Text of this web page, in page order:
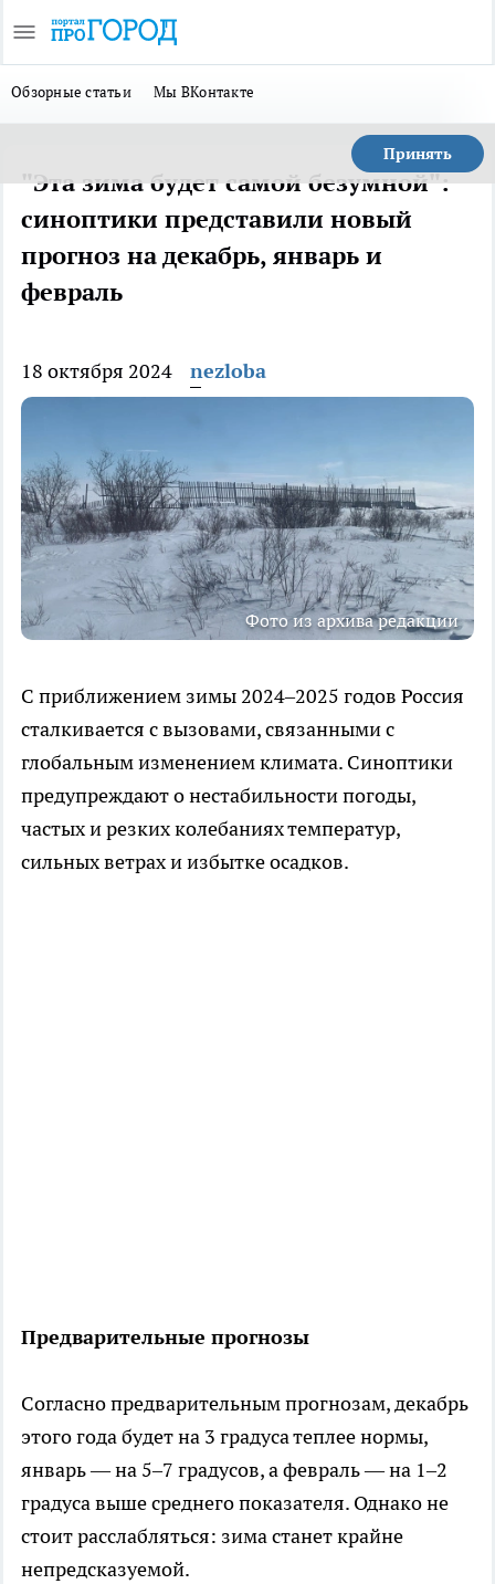
Обзорные статьи Мы ВКонтакте
Принять
"Эта зима будет самой безумной":
синоптики представили новый
прогноз на декабрь, январь и
февраль
18 октября 2024 nezloba
Фото из архива редакции
С приближением зимы 2024–2025 годов Россия
сталкивается с вызовами, связанными с
глобальным изменением климата. Синоптики
предупреждают о нестабильности погоды,
частых и резких колебаниях температур,
сильных ветрах и избытке осадков.
Предварительные прогнозы
Согласно предварительным прогнозам, декабрь
этого года будет на 3 градуса теплее нормы,
январь — на 5–7 градусов, а февраль — на 1–2
градуса выше среднего показателя. Однако не
стоит расслабляться: зима станет крайне
непредсказуемой.